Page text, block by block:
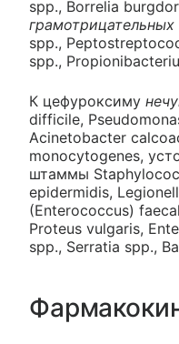
spp., Borrelia
грамотрицательных
spp.,
spp.,
К цефуроксиму
difficile,
Acinetobacter
monocytogenes,
штаммы
epidermidis,
(Enterococcus)
Proteus vulgaris,
spp., Serratia spp.,